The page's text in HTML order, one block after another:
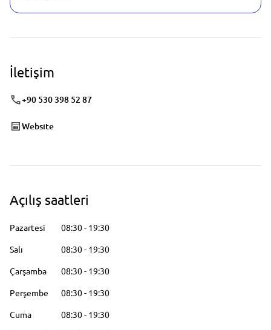
İletişim
+90 530 398 52 87
Website
Açılış saatleri
Pazartesi 08:30- 19:30
Salı
08:30- 19:30
Çarşamba
08:30- 19:30
Perşembe
08:30- 19:30
Cuma
08:30- 19:30